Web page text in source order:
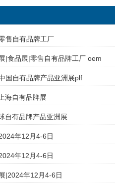
售自有品牌工厂
|食品展|零售自有品牌工厂 oem
国自有品牌产品亚洲展plf
海自有品牌展
自有品牌产品亚洲展
年12月4-6日
年12月4-6日
|2024年12月4-6日